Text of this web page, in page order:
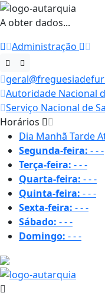
A obter dados...
Administração
Autoridade Nacional
Serviço Nacional de
Horários
Dia Manhã Tarde
Segunda-feira: ---
Terça-feira: ---
Quarta-feira: ---
Quinta-feira: ---
Sexta-feira: ---
Sábado: ---
Domingo: ---